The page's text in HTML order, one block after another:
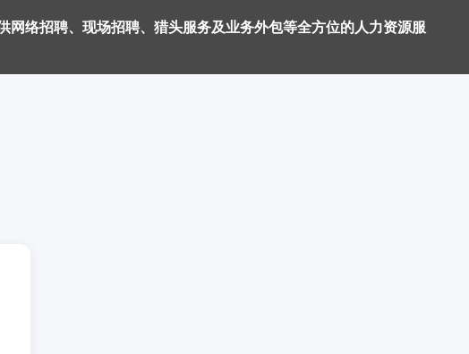
络招聘、现场招聘、猎头服务及业务外包等全方位的人力资源服